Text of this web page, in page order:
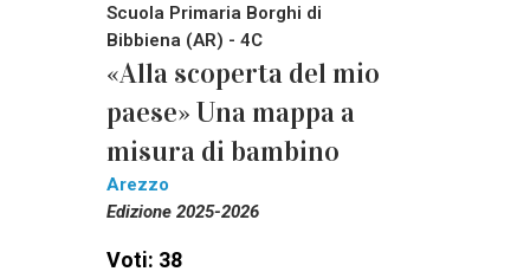
Scuola Primaria Borghi di
Bibbiena (AR) - 4C
«Alla scoperta del mio
paese» Una mappa a
misura di bambino
Arezzo
Edizione 2025-2026
Voti: 38